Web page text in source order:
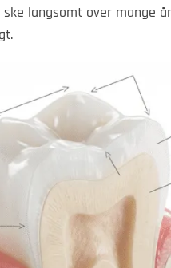
langsomt over mange